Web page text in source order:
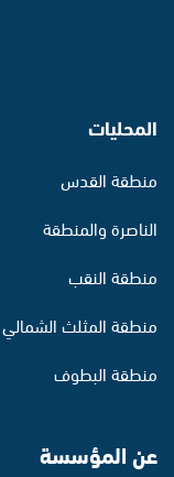
المحليات
منطقة القدس
الناصرة والمنطقة
منطقة النقب
منطقة المثلث الشمالي
منطقة البطوف
عن المؤسسة